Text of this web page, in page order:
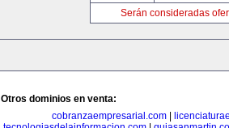
Serán consideradas
Otros dominios en venta:
cobranzaempresarial.com